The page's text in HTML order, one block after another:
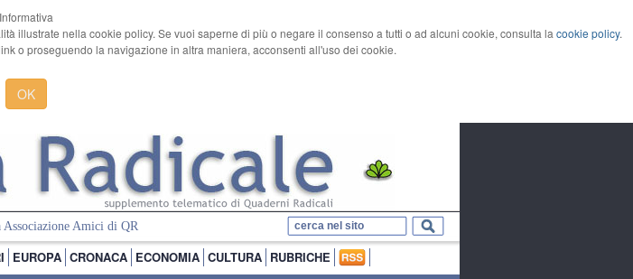
Informativa
illustrate nella cookie policy. Se vuoi saperne di più o negare il consenso a tutti o ad alcuni cookie, consulta la cookie policy.
o proseguendo la navigazione in altra maniera, acconsenti all'uso dei cookie.
OK
Associazione Amici di QR
EUROPA CRONACA ECONOMIA CULTURA RUBRICHE